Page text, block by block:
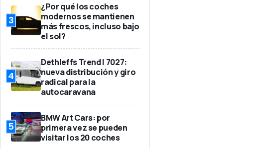
3
¿Por qué los coches
modernos se mantienen
más frescos, incluso bajo
el sol?
4
Dethleffs Trend I 7027:
nueva distribución y giro
radical para la
autocaravana
5
BMW Art Cars: por
primera vez se pueden
visitar los 20 coches